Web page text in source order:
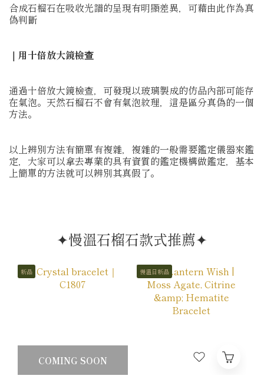
合成石榴石在吸收光譜的呈現有明顯差異，可藉由此作為真
偽判斷
｜用十倍放大鏡檢查
通過十倍放大鏡檢查，可發現以玻璃製成的仿品內部可能存
在氣泡。天然石榴石不會有氣泡紋理，這是區分真偽的一個
方法。
以上辨別方法有簡單有複雜，複雜的一般需要鑑定儀器來鑑
定，大家可以拿去專業的具有資質的鑑定機構做鑑定，基本
上簡單的方法就可以辨別其真假了。
✦慢溫石榴石款式推薦✦
新品
COMING SOON
慢溫日新品